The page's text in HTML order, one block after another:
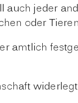
auch jeder
oder
amtlich